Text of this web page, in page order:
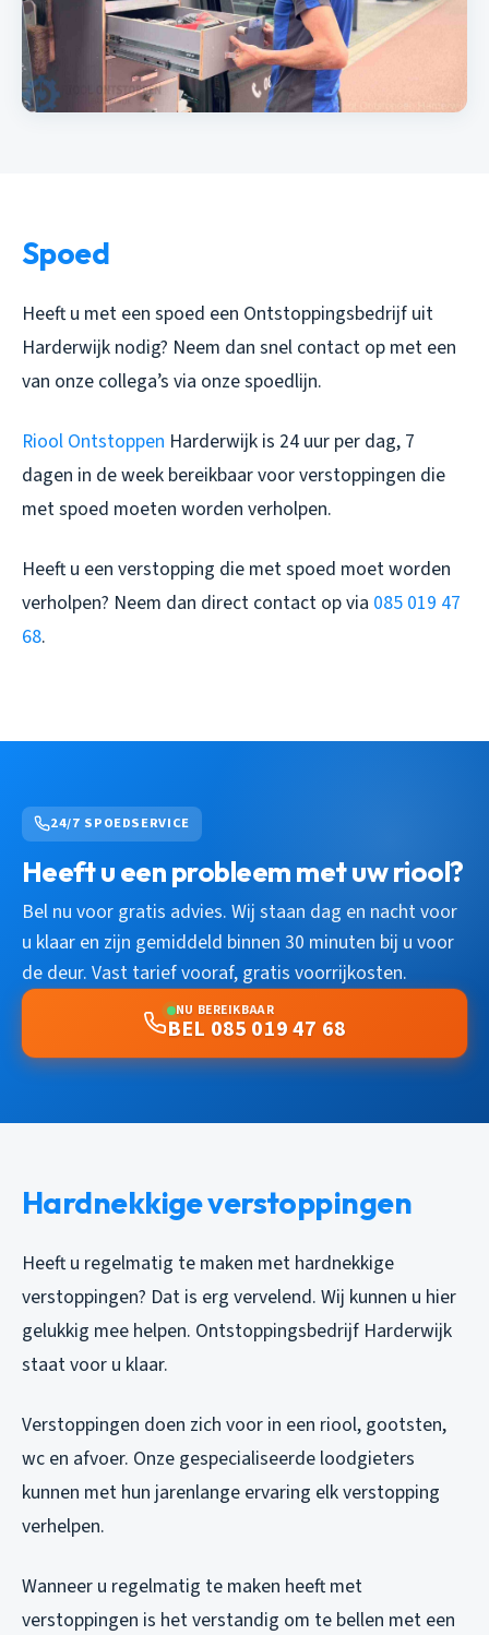
Spoed
Heeft u met een spoed een Ontstoppingsbedrijf uit
Harderwijk nodig? Neem dan snel contact op met een
van onze collega’s via onze spoedlijn.
Riool Ontstoppen Harderwijk is 24 uur per dag, 7
dagen in de week bereikbaar voor verstoppingen die
met spoed moeten worden verholpen.
Heeft u een verstopping die met spoed moet worden
verholpen? Neem dan direct contact op via 085 019 47
68.
24/7 SPOEDSERVICE
Heeft u een probleem met uw riool?
Bel nu voor gratis advies. Wij staan dag en nacht voor
u klaar en zijn gemiddeld binnen 30 minuten bij u voor
de deur. Vast tarief vooraf, gratis voorrijkosten.
NU BEREIKBAAR
BEL 085 019 47 68
Hardnekkige verstoppingen
Heeft u regelmatig te maken met hardnekkige
verstoppingen? Dat is erg vervelend. Wij kunnen u hier
gelukkig mee helpen. Ontstoppingsbedrijf Harderwijk
staat voor u klaar.
Verstoppingen doen zich voor in een riool, gootsten,
wc en afvoer. Onze gespecialiseerde loodgieters
kunnen met hun jarenlange ervaring elk verstopping
verhelpen.
Wanneer u regelmatig te maken heeft met
verstoppingen is het verstandig om te bellen met een